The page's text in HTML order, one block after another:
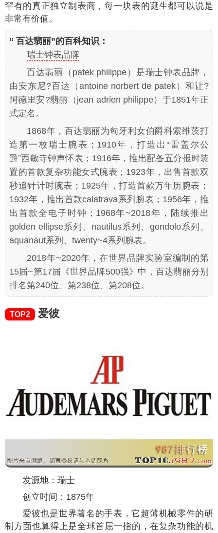
罕有的真正独立制表商，每一块表的诞生都可以说是
非常有价值。
“ 百达翡丽”的百科知识：
瑞士钟表品牌
百达翡丽（patek philippe）是瑞士钟表品牌，
由安东尼?百达（antoine norbert de patek）和让?
阿德里安?翡丽（jean adrien philippe）于1851年正
式定名。
1868年，百达翡丽为匈牙利女伯爵科索维茨打
造第一枚瑞士腕表；1910年，打造出“雷盖尔公
爵”西敏寺钟声怀表；1916年，推出配备五分报时装
置的首款复杂功能女式腕表；1923年，出售首款双
秒追针计时腕表；1925年，打造首款万年历腕表；
1932年，推出首款calatrava系列腕表；1956年，推
出首款全电子时钟；1968年~2018年，陆续推出
golden ellipse系列、nautilus系列、gondolo系列、
aquanaut系列、twenty~4系列腕表。
2018年~2020年，在世界品牌实验室编制的第
15届~第17届《世界品牌500强》中，百达翡丽分别
排名第240位、第238位、第208位。
TOP2 爱彼
发源地：瑞士
创立时间：1875年
爱彼也是世界著名的手表，它超薄机械零件的研
制方面也算得上是全球首屈一指的，在复杂功能的机